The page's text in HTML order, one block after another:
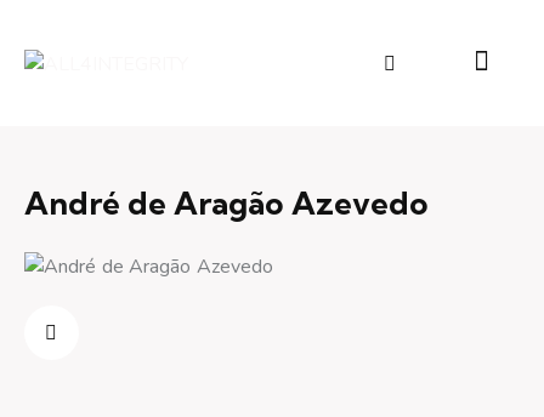
André de Aragão Azevedo